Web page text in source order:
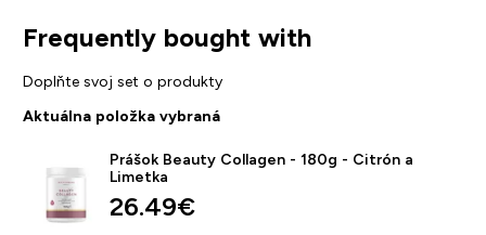
Frequently bought with
Doplňte svoj set o produkty
Aktuálna položka vybraná
Prášok Beauty Collagen - 180g - Citrón a
Limetka
26.49€‎